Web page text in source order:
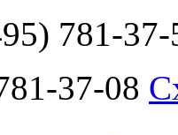
781-37-
37-08